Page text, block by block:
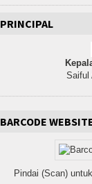
PRINCIPAL
Saiful
BARCODE
Pindai (Scan)